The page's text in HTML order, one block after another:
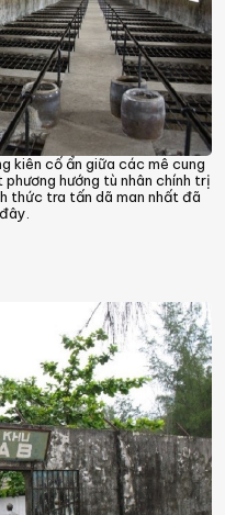
kiên cố ẩn giữa các mê cung
hướng tù nhân chính trị
thức tra tấn dã man nhất đã